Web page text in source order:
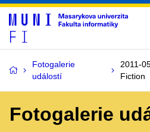
Fotogalerie
událostí
2011-
Fiction
Fotogalerie